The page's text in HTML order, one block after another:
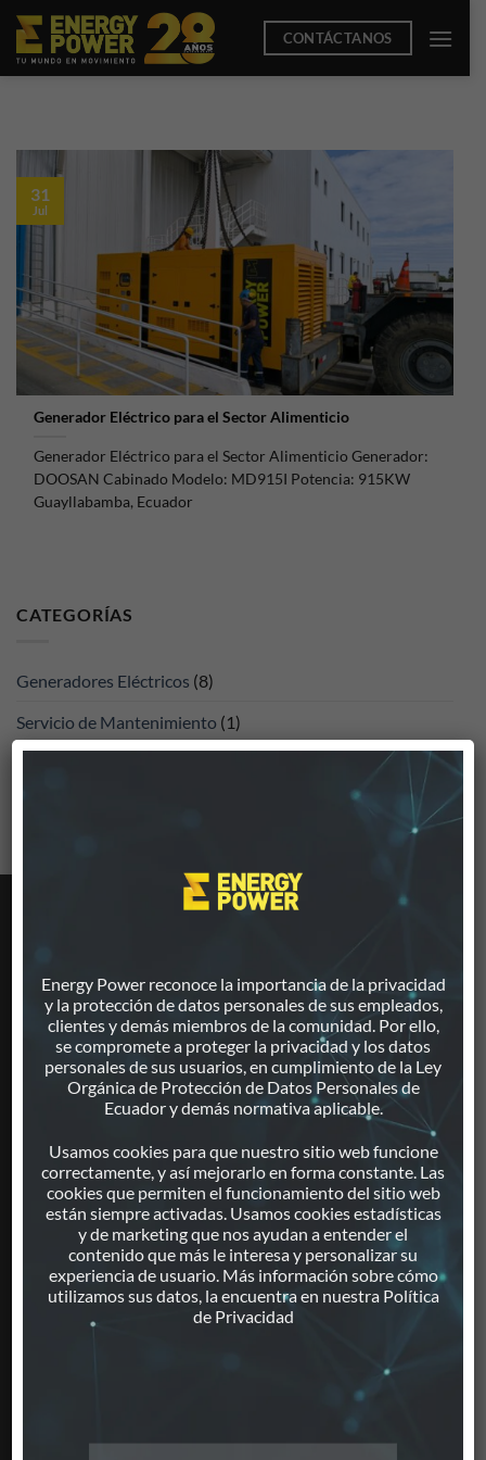
Saltar
contenido
CONTÁCTANOS
Generador Eléctrico para el Sector Alimenticio
Generador Eléctrico para el Sector Alimenticio Generador:
DOOSAN Cabinado Modelo: MD915I Potencia: 915KW
Guayllabamba, Ecuador
31
Jul
CATEGORÍAS
Generadores Eléctricos (8)
Servicio de Mantenimiento (1)
Generadores Eléctricos
Motores Estacionarios
Repuestos
Paneles Solares
Inversores
Proyectos Solares Integrales
Monitoreo Remoto
Calentamiento Solar de Agua
Iluminación Solar
SERVICIOS
Servicio de Mantenimiento
Monitoreo Remoto
Energy Power reconoce la importancia de la privacidad
y la protección de datos personales de sus empleados,
clientes y demás miembros de la comunidad. Por ello,
se compromete a proteger la privacidad y los datos
personales de sus usuarios, en cumplimiento de la Ley
Orgánica de Protección de Datos Personales de
Ecuador y demás normativa aplicable.
Usamos cookies para que nuestro sitio web funcione
correctamente, y así mejorarlo en forma constante. Las
cookies que permiten el funcionamiento del sitio web
están siempre activadas. Usamos cookies estadísticas
y de marketing que nos ayudan a entender el
contenido que más le interesa y personalizar su
experiencia de usuario. Más información sobre cómo
utilizamos sus datos, la encuentra en nuestra Política
de Privacidad
VER POLÍTICA DE PRIVACIDAD